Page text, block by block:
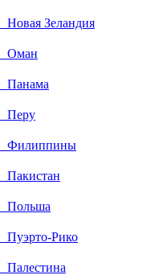
Новая Зеландия
Оман
Панама
Перу
Филиппины
Пакистан
Польша
Пуэрто-Рико
Палестина